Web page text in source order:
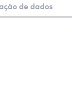
de dados